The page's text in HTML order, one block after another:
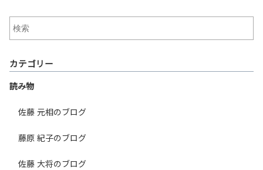
カテゴリー
読み物
佐藤 元相のブログ
藤原 紀子のブログ
佐藤 大将のブログ